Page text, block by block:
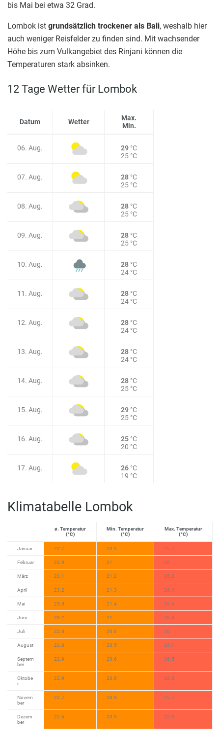
bis Mai bei etwa 32 Grad.
Lombok ist grundsätzlich trockener als Bali, weshalb hier
auch weniger Reisfelder zu finden sind. Mit wachsender
Höhe bis zum Vulkangebiet des Rinjani können die
Temperaturen stark absinken.
12 Tage Wetter für Lombok
Datum Wetter
Max.
Min.
06. Aug. 29 °C
25 °C
07. Aug. 28 °C
25 °C
08. Aug. 28 °C
25 °C
09. Aug. 28 °C
25 °C
10. Aug. 28 °C
24 °C
11. Aug. 28 °C
24 °C
12. Aug. 28 °C
24 °C
13. Aug. 28 °C
24 °C
14. Aug. 28 °C
25 °C
15. Aug. 29 °C
25 °C
16. Aug. 25 °C
20 °C
17. Aug. 26 °C
19 °C
Klimatabelle Lombok
ø. Temperatur
(°C)
Min. Temperatur
(°C)
Max. Temperatur
(°C)
Januar 22.7 20.9 25.7
Februar 22.9 21 26
März 23.1 21.2 26.3
April 23.2 21.3 26.4
Mai 23.5 21.4 26.6
Juni 23.2 21 26.3
Juli 22.8 20.6 26
August 22.8 20.5 26.1
Septem
ber
22.9 20.6 26.5
Oktobe
r
22.9 20.8 26.3
Novem
ber
22.7 20.8 25.7
Dezem
ber
22.6 20.9 25.3